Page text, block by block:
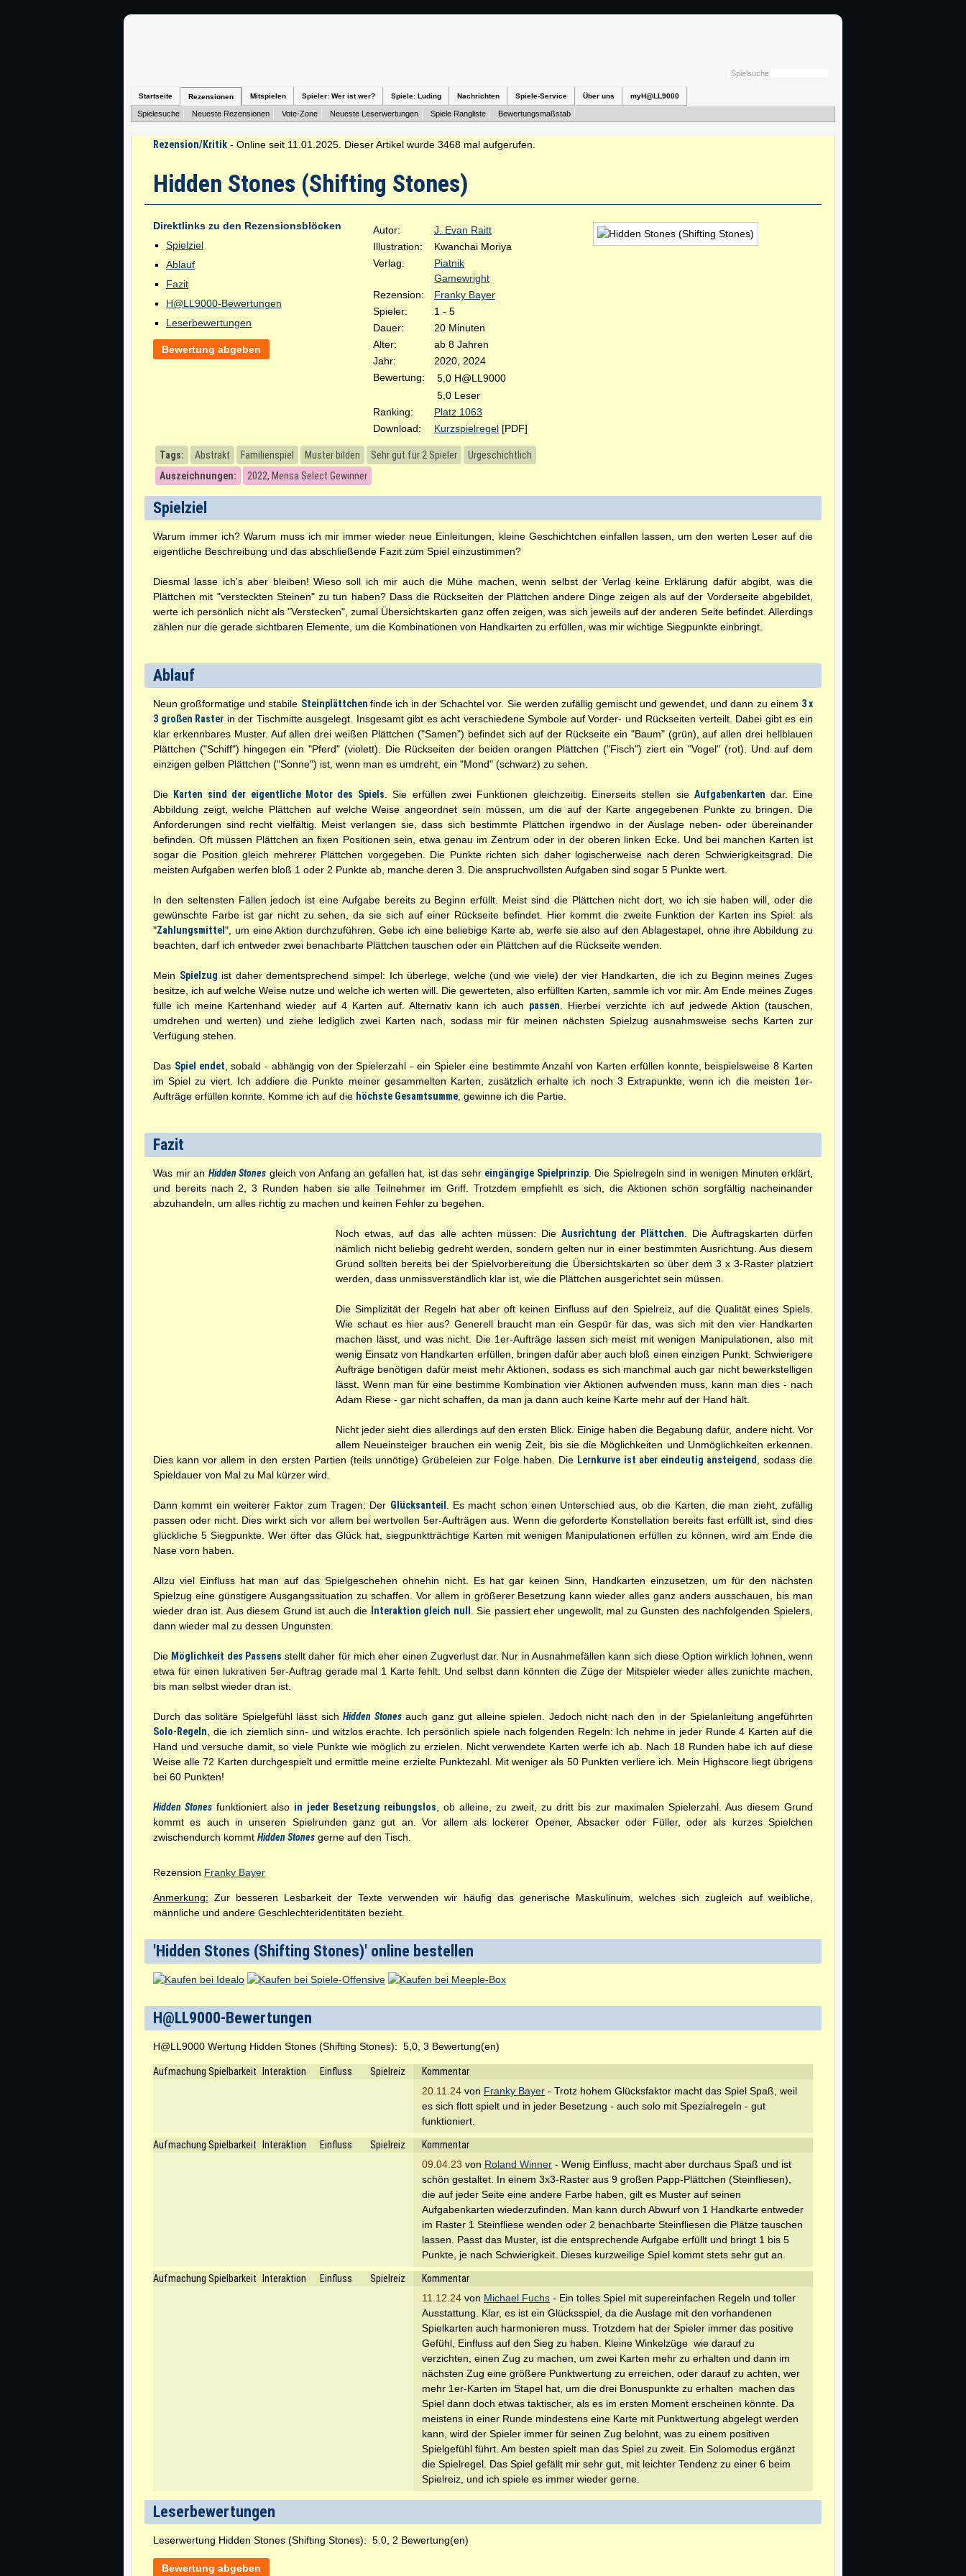
Startseite Rezensionen Mitspielen Spieler: Wer ist wer? Spiele: Luding Nachrichten Spiele-Service Über uns myH@LL9000
Spielesuche Neueste Rezensionen Vote-Zone Neueste Leserwertungen Spiele Rangliste Bewertungsmaßstab
Rezension/Kritik - Online seit 11.01.2025. Dieser Artikel wurde 3468 mal aufgerufen.
Hidden Stones (Shifting Stones)
Direktlinks zu den Rezensionsblöcken
Spielziel
Ablauf
Fazit
H@LL9000-Bewertungen
Leserbewertungen
Bewertung abgeben
Autor:
J. Evan Raitt
Illustration:
Kwanchai Moriya
Verlag:
Piatnik
Gamewright
Rezension:
Franky Bayer
Spieler:
1 - 5
Dauer:
20 Minuten
Alter:
ab 8 Jahren
Jahr:
2020, 2024
Bewertung:
5,0 H@LL9000
5,0 Leser
Ranking:
Platz 1063
Download:
Kurzspielregel [PDF]
Tags: Abstrakt Familienspiel Muster bilden Sehr gut für 2 Spieler
Urgeschichtlich
Auszeichnungen:
2022, Mensa Select Gewinner
Spielziel
Warum immer ich? Warum muss ich mir immer wieder neue Einleitungen, kleine Geschichtchen einfallen lassen, um den werten Leser auf die
eigentliche Beschreibung und das abschließende Fazit zum Spiel einzustimmen?
Diesmal lasse ich's aber bleiben! Wieso soll ich mir auch die Mühe machen, wenn selbst der Verlag keine Erklärung dafür abgibt, was die
Plättchen mit "versteckten Steinen" zu tun haben? Dass die Rückseiten der Plättchen andere Dinge zeigen als auf der Vorderseite abgebildet,
werte ich persönlich nicht als "Verstecken", zumal Übersichtskarten ganz offen zeigen, was sich jeweils auf der anderen Seite befindet. Allerdings
zählen nur die gerade sichtbaren Elemente, um die Kombinationen von Handkarten zu erfüllen, was mir wichtige Siegpunkte einbringt.
Ablauf
Neun großformatige und stabile Steinplättchen finde ich in der Schachtel vor. Sie werden zufällig gemischt und gewendet, und dann zu einem 3 x
3 großen Raster in der Tischmitte ausgelegt. Insgesamt gibt es acht verschiedene Symbole auf Vorder- und Rückseiten verteilt. Dabei gibt es ein
klar erkennbares Muster. Auf allen drei weißen Plättchen ("Samen") befindet sich auf der Rückseite ein "Baum" (grün), auf allen drei hellblauen
Plättchen ("Schiff") hingegen ein "Pferd" (violett). Die Rückseiten der beiden orangen Plättchen ("Fisch") ziert ein "Vogel" (rot). Und auf dem
einzigen gelben Plättchen ("Sonne") ist, wenn man es umdreht, ein "Mond" (schwarz) zu sehen.
Die Karten sind der eigentliche Motor des Spiels . Sie erfüllen zwei Funktionen gleichzeitig. Einerseits stellen sieAufgabenkarten dar. Eine
Abbildung zeigt, welche Plättchen auf welche Weise angeordnet sein müssen, um die auf der Karte angegebenen Punkte zu bringen. Die
Anforderungen sind recht vielfältig. Meist verlangen sie, dass sich bestimmte Plättchen irgendwo in der Auslage neben- oder übereinander
befinden. Oft müssen Plättchen an fixen Positionen sein, etwa genau im Zentrum oder in der oberen linken Ecke. Und bei manchen Karten ist
sogar die Position gleich mehrerer Plättchen vorgegeben. Die Punkte richten sich daher logischerweise nach deren Schwierigkeitsgrad. Die
meisten Aufgaben werfen bloß 1 oder 2 Punkte ab, manche deren 3. Die anspruchvollsten Aufgaben sind sogar 5 Punkte wert.
In den seltensten Fällen jedoch ist eine Aufgabe bereits zu Beginn erfüllt. Meist sind die Plättchen nicht dort, wo ich sie haben will, oder die
gewünschte Farbe ist gar nicht zu sehen, da sie sich auf einer Rückseite befindet. Hier kommt die zweite Funktion der Karten ins Spiel: als
"Zahlungsmittel ", um eine Aktion durchzuführen. Gebe ich eine beliebige Karte ab, werfe sie also auf den Ablagestapel, ohne ihre Abbildung zu
beachten, darf ich entweder zwei benachbarte Plättchen tauschen oder ein Plättchen auf die Rückseite wenden.
Mein Spielzug ist daher dementsprechend simpel: Ich überlege, welche (und wie viele) der vier Handkarten, die ich zu Beginn meines Zuges
besitze, ich auf welche Weise nutze und welche ich werten will. Die gewerteten, also erfüllten Karten, sammle ich vor mir. Am Ende meines Zuges
fülle ich meine Kartenhand wieder auf 4 Karten auf. Alternativ kann ich auch passen . Hierbei verzichte ich auf jedwede Aktion (tauschen,
umdrehen und werten) und ziehe lediglich zwei Karten nach, sodass mir für meinen nächsten Spielzug ausnahmsweise sechs Karten zur
Verfügung stehen.
Das Spiel endet , sobald - abhängig von der Spielerzahl - ein Spieler eine bestimmte Anzahl von Karten erfüllen konnte, beispielsweise 8 Karten
im Spiel zu viert. Ich addiere die Punkte meiner gesammelten Karten, zusätzlich erhalte ich noch 3 Extrapunkte, wenn ich die meisten 1er-
Aufträge erfüllen konnte. Komme ich auf die höchste Gesamtsumme , gewinne ich die Partie.
Fazit
Was mir an Hidden Stones gleich von Anfang an gefallen hat, ist das sehr eingängige Spielprinzip. Die Spielregeln sind in wenigen Minuten erklärt,
und bereits nach 2, 3 Runden haben sie alle Teilnehmer im Griff. Trotzdem empfiehlt es sich, die Aktionen schön sorgfältig nacheinander
abzuhandeln, um alles richtig zu machen und keinen Fehler zu begehen.
Noch etwas, auf das alle achten müssen: DieAusrichtung der Plättchen . Die Auftragskarten dürfen
nämlich nicht beliebig gedreht werden, sondern gelten nur in einer bestimmten Ausrichtung. Aus diesem
Grund sollten bereits bei der Spielvorbereitung die Übersichtskarten so über dem 3 x 3-Raster platziert
werden, dass unmissverständlich klar ist, wie die Plättchen ausgerichtet sein müssen.
Die Simplizität der Regeln hat aber oft keinen Einfluss auf den Spielreiz, auf die Qualität eines Spiels.
Wie schaut es hier aus? Generell braucht man ein Gespür für das, was sich mit den vier Handkarten
machen lässt, und was nicht. Die 1er-Aufträge lassen sich meist mit wenigen Manipulationen, also mit
wenig Einsatz von Handkarten erfüllen, bringen dafür aber auch bloß einen einzigen Punkt. Schwierigere
Aufträge benötigen dafür meist mehr Aktionen, sodass es sich manchmal auch gar nicht bewerkstelligen
lässt. Wenn man für eine bestimme Kombination vier Aktionen aufwenden muss, kann man dies - nach
Adam Riese - gar nicht schaffen, da man ja dann auch keine Karte mehr auf der Hand hält.
Nicht jeder sieht dies allerdings auf den ersten Blick. Einige haben die Begabung dafür, andere nicht. Vor
allem Neueinsteiger brauchen ein wenig Zeit, bis sie die Möglichkeiten und Unmöglichkeiten erkennen.
Dies kann vor allem in den ersten Partien (teils unnötige) Grübeleien zur Folge haben. Die Lernkurve ist aber eindeutig ansteigend
, sodass die
Spieldauer von Mal zu Mal kürzer wird.
Dann kommt ein weiterer Faktor zum Tragen: Der Glücksanteil
. Es macht schon einen Unterschied aus, ob die Karten, die man zieht, zufällig
passen oder nicht. Dies wirkt sich vor allem bei wertvollen 5er-Aufträgen aus. Wenn die geforderte Konstellation bereits fast erfüllt ist, sind dies
glückliche 5 Siegpunkte. Wer öfter das Glück hat, siegpunktträchtige Karten mit wenigen Manipulationen erfüllen zu können, wird am Ende die
Nase vorn haben.
Allzu viel Einfluss hat man auf das Spielgeschehen ohnehin nicht. Es hat gar keinen Sinn, Handkarten einzusetzen, um für den nächsten
Spielzug eine günstigere Ausgangssituation zu schaffen. Vor allem in größerer Besetzung kann wieder alles ganz anders ausschauen, bis man
wieder dran ist. Aus diesem Grund ist auch die
Interaktion gleich null
. Sie passiert eher ungewollt, mal zu Gunsten des nachfolgenden Spielers,
dann wieder mal zu dessen Ungunsten.
Die Möglichkeit des Passens stellt daher für mich eher einen Zugverlust dar. Nur in Ausnahmefällen kann sich diese Option wirklich lohnen, wenn
etwa für einen lukrativen 5er-Auftrag gerade mal 1 Karte fehlt. Und selbst dann könnten die Züge der Mitspieler wieder alles zunichte machen,
bis man selbst wieder dran ist.
Durch das solitäre Spielgefühl lässt sich Hidden Stonesauch ganz gut alleine spielen. Jedoch nicht nach den in der Spielanleitung angeführten
Solo-Regeln , die ich ziemlich sinn- und witzlos erachte. Ich persönlich spiele nach folgenden Regeln: Ich nehme in jeder Runde 4 Karten auf die
Hand und versuche damit, so viele Punkte wie möglich zu erzielen. Nicht verwendete Karten werfe ich ab. Nach 18 Runden habe ich auf diese
Weise alle 72 Karten durchgespielt und ermittle meine erzielte Punktezahl. Mit weniger als 50 Punkten verliere ich. Mein Highscore liegt übrigens
bei 60 Punkten!
Hidden Stones funktioniert also in jeder Besetzung reibungslos , ob alleine, zu zweit, zu dritt bis zur maximalen Spielerzahl. Aus diesem Grund
kommt es auch in unseren Spielrunden ganz gut an. Vor allem als lockerer Opener, Absacker oder Füller, oder als kurzes Spielchen
zwischendurch kommt Hidden Stones gerne auf den Tisch.
Rezension Franky Bayer
Anmerkung: Zur besseren Lesbarkeit der Texte verwenden wir häufig das generische Maskulinum, welches sich zugleich auf weibliche,
männliche und andere Geschlechteridentitäten bezieht.
'Hidden Stones (Shifting Stones)' online bestellen
H@LL9000-Bewertungen
H@LL9000 Wertung Hidden Stones (Shifting Stones): 5,0, 3 Bewertung(en)
Aufmachung Spielbarkeit Interaktion Einfluss Spielreiz
Kommentar
20.11.24 von Franky Bayer - Trotz hohem Glücksfaktor macht das Spiel Spaß, weil
es sich flott spielt und in jeder Besetzung - auch solo mit Spezialregeln - gut
funktioniert.
Aufmachung Spielbarkeit Interaktion Einfluss Spielreiz
Kommentar
09.04.23 von Roland Winner - Wenig Einfluss, macht aber durchaus Spaß und ist
schön gestaltet. In einem 3x3-Raster aus 9 großen Papp-Plättchen (Steinfliesen),
die auf jeder Seite eine andere Farbe haben, gilt es Muster auf seinen
Aufgabenkarten wiederzufinden. Man kann durch Abwurf von 1 Handkarte entweder
im Raster 1 Steinfliese wenden oder 2 benachbarte Steinfliesen die Plätze tauschen
lassen. Passt das Muster, ist die entsprechende Aufgabe erfüllt und bringt 1 bis 5
Punkte, je nach Schwierigkeit. Dieses kurzweilige Spiel kommt stets sehr gut an.
Aufmachung Spielbarkeit Interaktion Einfluss Spielreiz
Kommentar
11.12.24 von Michael Fuchs - Ein tolles Spiel mit supereinfachen Regeln und toller
Ausstattung. Klar, es ist ein Glücksspiel, da die Auslage mit den vorhandenen
Spielkarten auch harmonieren muss. Trotzdem hat der Spieler immer das positive
Gefühl, Einfluss auf den Sieg zu haben. Kleine Winkelzüge  wie darauf zu
verzichten, einen Zug zu machen, um zwei Karten mehr zu erhalten und dann im
nächsten Zug eine größere Punktwertung zu erreichen, oder darauf zu achten, wer
mehr 1er-Karten im Stapel hat, um die drei Bonuspunkte zu erhalten  machen das
Spiel dann doch etwas taktischer, als es im ersten Moment erscheinen könnte. Da
meistens in einer Runde mindestens eine Karte mit Punktwertung abgelegt werden
kann, wird der Spieler immer für seinen Zug belohnt, was zu einem positiven
Spielgefühl führt. Am besten spielt man das Spiel zu zweit. Ein Solomodus ergänzt
die Spielregel. Das Spiel gefällt mir sehr gut, mit leichter Tendenz zu einer 6 beim
Spielreiz, und ich spiele es immer wieder gerne.
Leserbewertungen
Leserwertung Hidden Stones (Shifting Stones): 5.0, 2 Bewertung(en)
Bewertung abgeben